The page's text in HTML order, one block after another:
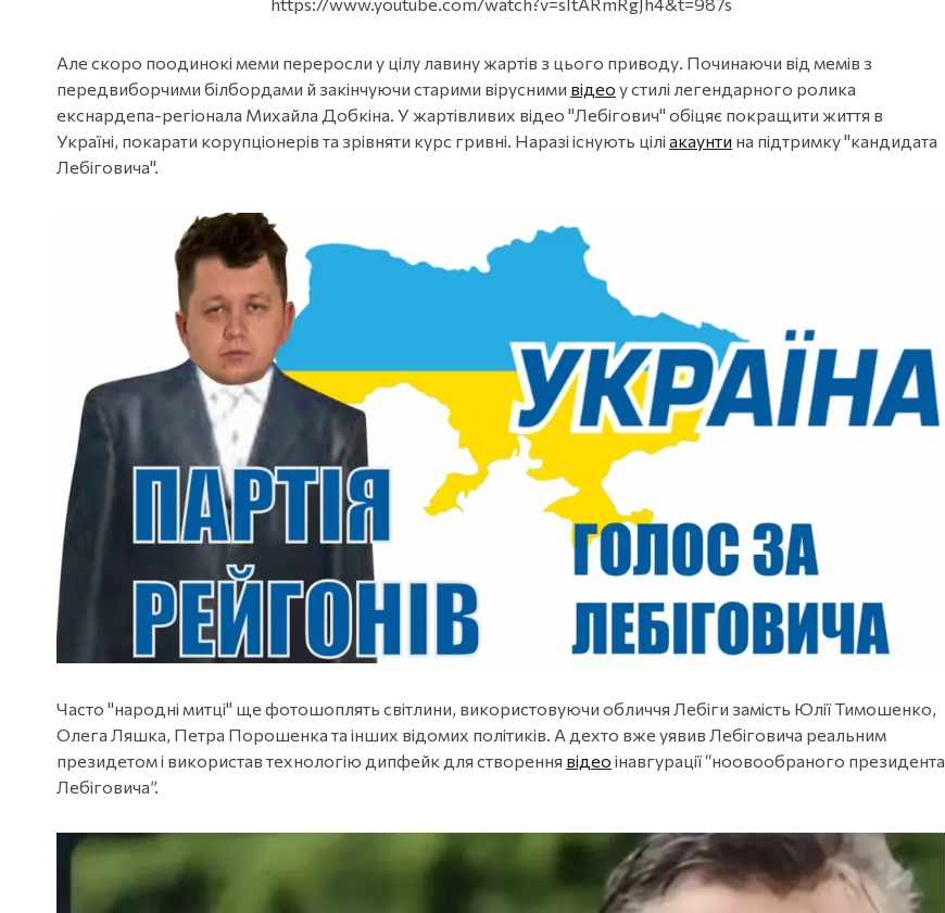
https://www.youtube.com/watch?v=sItARmRgJh4&t=987s
Але скоро поодинокі меми переросли у цілу лавину жартів з цього приводу. Починаючи від мемів з
передвиборчими білбордами й закінчуючи старими вірусними відео у стилі легендарного ролика
екснардепа-регіонала Михайла Добкіна. У жартівливих відео "Лебігович" обіцяє покращити життя в
Україні, покарати корупціонерів та зрівняти курс гривні. Наразі існують цілі акаунти на підтримку "кандидата
Лебіговича".
Часто "народні митці" ще фотошоплять світлини, використовуючи обличчя Лебіги замість Юлії Тимошенко,
Олега Ляшка, Петра Порошенка та інших відомих політиків. А дехто вже уявив Лебіговича реальним
президетом і використав технологію дипфейк для створення відео інавгурації “ноовообраного президента
Лебіговича”.